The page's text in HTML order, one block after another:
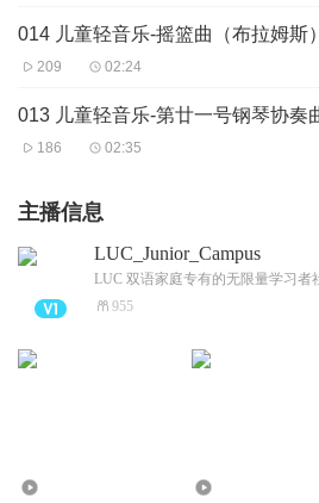
014 儿童轻音乐-摇篮曲（布拉姆斯）
209 02:24
186 02:35
主播信息
LUC_Junior_Campus
955